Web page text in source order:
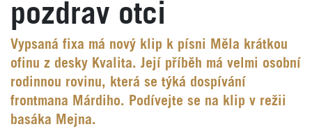
pozdrav otci
Vypsaná fixa má nový klip k písni Měla krátkou
ofinu z desky Kvalita. Její příběh má velmi osobní
rodinnou rovinu, která se týká dospívání
frontmana Márdiho. Podívejte se na klip v režii
basáka Mejna.